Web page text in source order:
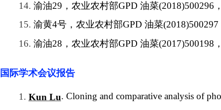
14. 渝油29 ，农业农村部GPD 油菜(2018)500296
15. 渝黄4号，农业农村部GPD 油菜(2018)500297
16. 渝油28 ，农业农村部GPD 油菜(2017)500198
国际学术会议报告
1. Kun Lu. Cloning and comparative analysis of